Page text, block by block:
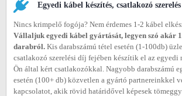
Egyedi kábel készítés, csatlakozó szerelés
Nincs krimpelő fogója? Nem érdemes 1-2 kábel
Vállaljuk egyedi kábel gyártását, legyen szó akár
darabról. Kis darabszámú tétel esetén (1-100db)
csatlakozó szerelési díj fejében készítik el az egyedi
Ön által kért csatlakozókkal. Nagyobb darabszámú
esetén (100+ db) közvetlen a gyártó partnereinkkel
kapcsolatot, akik rövid határidővel képesek